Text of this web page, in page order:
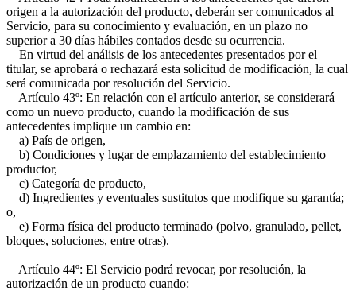
origen a la autorización del producto, deberán ser comunicados al
Servicio, para su conocimiento y evaluación, en un plazo no
superior a 30 días hábiles contados desde su ocurrencia.
En virtud del análisis de los antecedentes presentados por el
titular, se aprobará o rechazará esta solicitud de modificación, la cual
será comunicada por resolución del Servicio.
Artículo 43º: En relación con el artículo anterior, se considerará
como un nuevo producto, cuando la modificación de sus
antecedentes implique un cambio en:
a) País de origen,
b) Condiciones y lugar de emplazamiento del establecimiento
productor,
c) Categoría de producto,
d) Ingredientes y eventuales sustitutos que modifique su garantía;
o,
e) Forma física del producto terminado (polvo, granulado, pellet,
bloques, soluciones, entre otras).
Artículo 44º: El Servicio podrá revocar, por resolución, la
autorización de un producto cuando: